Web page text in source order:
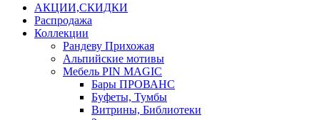
АКЦИИ,СКИДКИ
Распродажа
Коллекции
Рандеву Прихожая
Альпийские мотивы
Мебель PIN MAGIС
Бары ПРОВАНС
Буфеты, Тумбы
Витрины, Библиотеки